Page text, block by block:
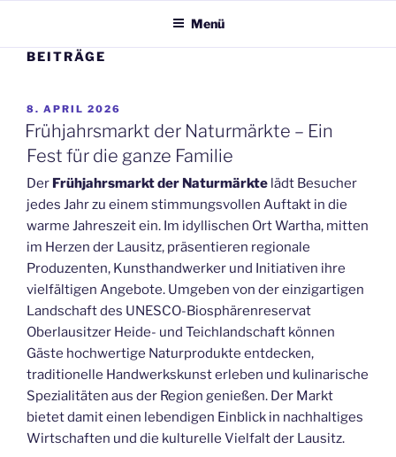
Menü
BEITRÄGE
VERÖFFENTLICHT
AM
8. APRIL 2026
Frühjahrsmarkt der Naturmärkte – Ein
Fest für die ganze Familie
Der Frühjahrsmarkt der Naturmärkte lädt Besucher
jedes Jahr zu einem stimmungsvollen Auftakt in die
warme Jahreszeit ein. Im idyllischen OrtWartha, mitten
im Herzen der Lausitz, präsentieren regionale
Produzenten, Kunsthandwerker und Initiativen ihre
vielfältigen Angebote. Umgeben von der einzigartigen
Landschaft des UNESCO-Biosphärenreservat
Oberlausitzer Heide- und Teichlandschaft können
Gäste hochwertige Naturprodukte entdecken,
traditionelle Handwerkskunst erleben und kulinarische
Spezialitäten aus der Region genießen. Der Markt
bietet damit einen lebendigen Einblick in nachhaltiges
Wirtschaften und die kulturelle Vielfalt der Lausitz.